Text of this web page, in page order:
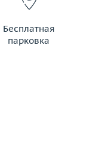
Бесплатная
парковка